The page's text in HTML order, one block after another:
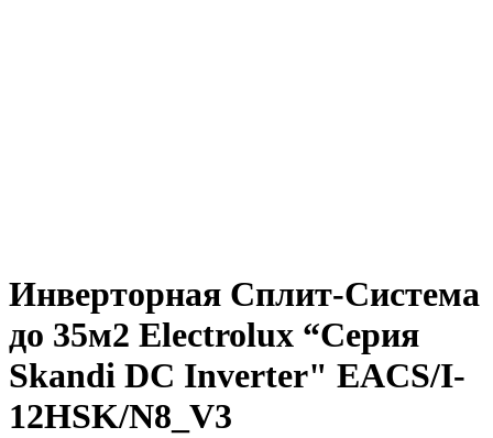
Инверторная Сплит-Система
до 35м2 Electrolux “Серия
Skandi DC Inverter" EACS/I-
12HSK/N8_V3